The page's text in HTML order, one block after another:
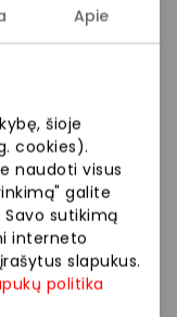
Apie
šioje
cookies).
naudoti visus
galite
sutikimą
interneto
slapukus.
politika
laiko laimėjimas,
skirtingų
kokybe
visai
AUGINTINIAMS,
dovanos bet